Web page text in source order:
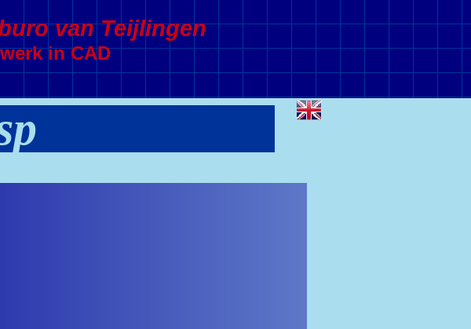
van Teijlingen
in CAD